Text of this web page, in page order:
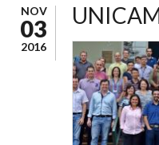
NOV
03
2016